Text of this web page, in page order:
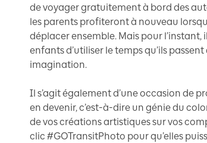
de voyager gratuitement à bord des
les parents profiteront à nouveau
déplacer ensemble. Mais pour
enfants d’utiliser le temps qu’ils
imagination.
Il s’agit également d’une occasion de
en devenir, c’est-à-dire un génie du
de vos créations artistiques sur vos
clic #GOTransitPhoto pour qu’elles